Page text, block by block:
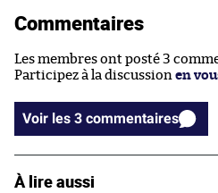
Commentaires
Les membres ont posté 3
Participez à la discussion en
Voir les 3 commentaires
À lire aussi